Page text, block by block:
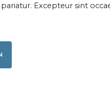
Excepteur sint